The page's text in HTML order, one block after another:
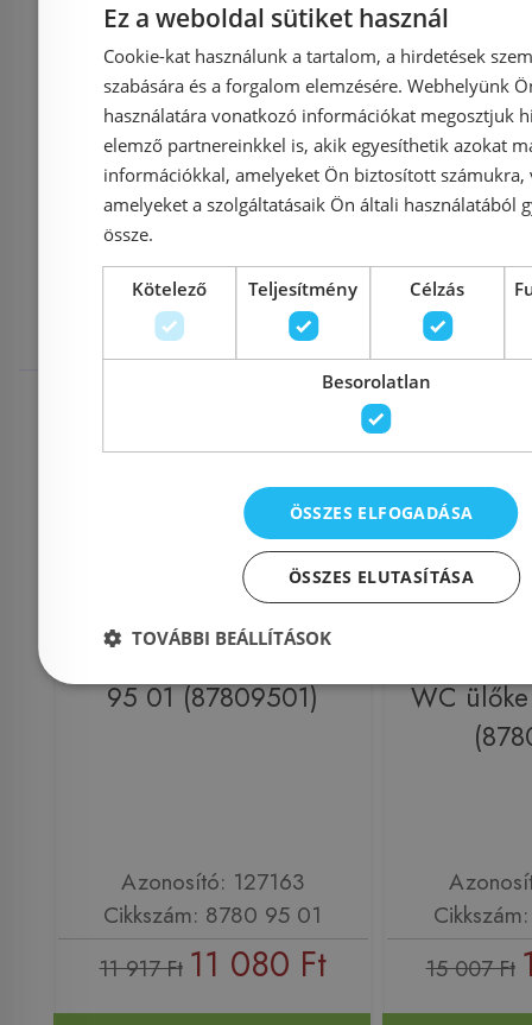
24 000 Ft 22 800 Ft
Kosárba
19 000 Ft
Mások
megnézték
-7%
Még 15 db ezen az áron!
Alföldi WC ülőke 8780
95 01 (87809501)
Azonosító: 127163
Cikkszám: 8780 95 01
11 917 Ft 11 080 Ft
Raktáron
Még 62 db
WC
15 007 Ft
Ez a weboldal sütiket használ
Cookie-kat használunk a tartalom, a hirdetések
szabására és a forgalom elemzésére. Webhelyünk
használatára vonatkozó információkat megosztjuk
elemző partnereinkkel is, akik egyesíthetik azokat
információkkal, amelyeket Ön biztosított számukra,
amelyeket a szolgáltatásaik Ön általi használatából
össze.
Kötelező Teljesítmény Célzás
Besorolatlan
ÖSSZES ELFOGADÁSA
ÖSSZES ELUTASÍTÁSA
TOVÁBBI BEÁLLÍTÁSOK